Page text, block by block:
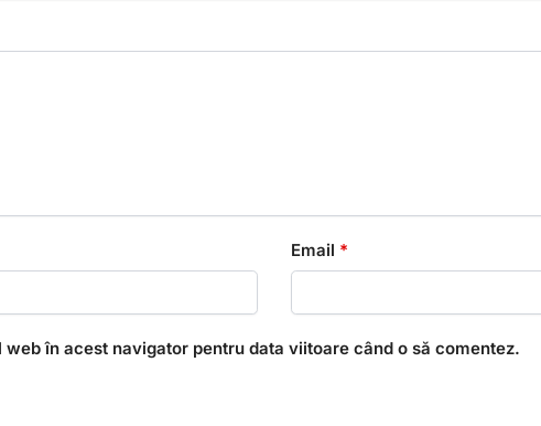
Email *
în acest navigator pentru data viitoare când o să comentez.